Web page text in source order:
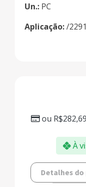
Un.: PC
Aplicação:/
ou R$282,69
À
Detalhes